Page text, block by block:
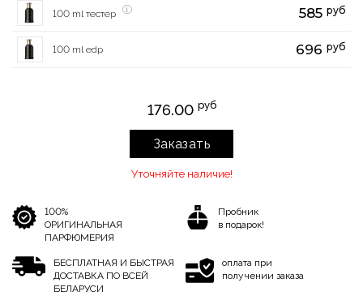
100 ml тестер 585 руб
100 ml edp 696 руб
176.00 руб
Заказать
Уточняйте наличие!
100%
ОРИГИНАЛЬНАЯ
ПАРФЮМЕРИЯ
Пробник
в подарок!
БЕСПЛАТНАЯ И БЫСТРАЯ
ДОСТАВКА ПО ВСЕЙ
БЕЛАРУСИ
оплата при
получении заказа